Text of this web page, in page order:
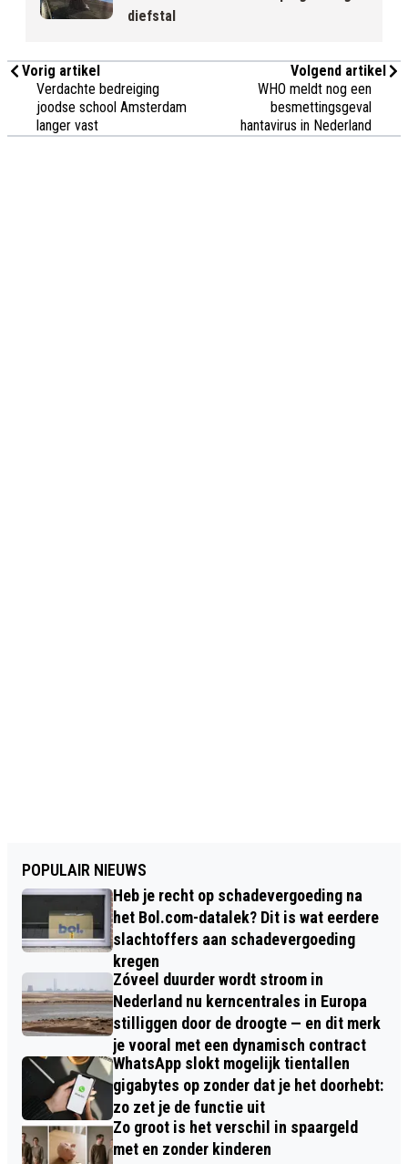
diefstal
Vorig artikel
Verdachte bedreiging
joodse school Amsterdam
langer vast
Volgend artikel
WHO meldt nog een
besmettingsgeval
hantavirus in Nederland
POPULAIR NIEUWS
Heb je recht op schadevergoeding na
het Bol.com-datalek? Dit is wat eerdere
slachtoffers aan schadevergoeding
kregen
Zóveel duurder wordt stroom in
Nederland nu kerncentrales in Europa
stilliggen door de droogte — en dit merk
je vooral met een dynamisch contract
WhatsApp slokt mogelijk tientallen
gigabytes op zonder dat je het doorhebt:
zo zet je de functie uit
Zo groot is het verschil in spaargeld
met en zonder kinderen